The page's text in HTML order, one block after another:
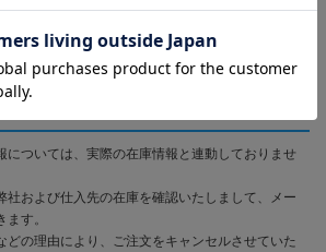
認ください
については、実際の在庫情報と連動しておりませ
社および仕入先の在庫を確認いたしまして、メー
す。
どの理由により、ご注文をキャンセルさせていた